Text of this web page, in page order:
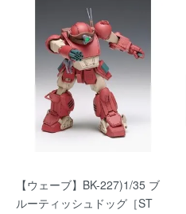
【ウェーブ】BK-227)1/35 ブ
ルーティッシュドッグ［ST